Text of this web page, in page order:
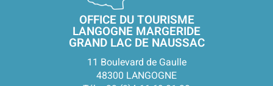
OFFICE DU TOURISME
LANGOGNE MARGERIDE
GRAND LAC DE NAUSSAC
11 Boulevard de Gaulle
48300 LANGOGNE